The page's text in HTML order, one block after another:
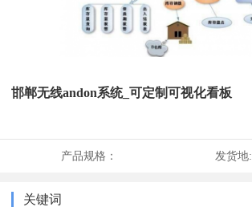
邯郸无线andon系统_可定制可视化看板
产品规格： 发货地:
关键词